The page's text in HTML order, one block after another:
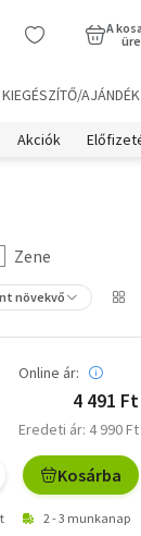
A
KIEGÉSZÍTŐ/AJÁNDÉK
Akciók
Zene
növekvő
Online ár:
4 491 Ft
Eredeti ár: 4 990 Ft
Kosárba
2 - 3 munkanap